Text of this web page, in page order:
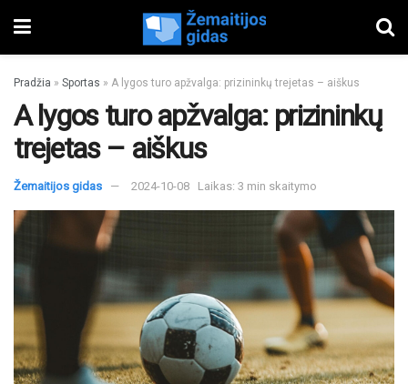
Pradžia » Sportas » A lygos turo apžvalga: prizininkų trejetas – aiškus
A lygos turo apžvalga: prizininkų
trejetas – aiškus
Žemaitijos gidas 2024-10-08 Laikas: 3 min skaitymo